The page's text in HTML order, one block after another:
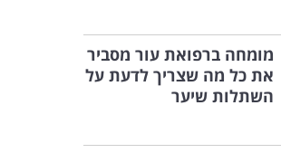
מומחה ברפואת עור מסביר
את כל מה שצריך לדעת על
השתלות שיער